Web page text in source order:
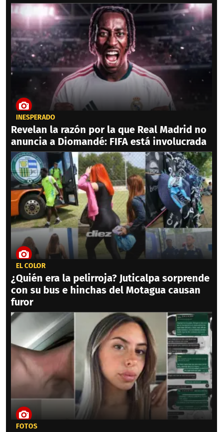
INESPERADO
Revelan la razón por la que Real Madrid no
anuncia a Diomandé: FIFA está involucrada
EL COLOR
¿Quién era la pelirroja? Juticalpa sorprende
con su bus e hinchas del Motagua causan
furor
FOTOS